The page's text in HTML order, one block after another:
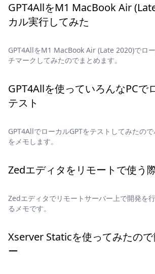
GPT4AllをM1 MacBook Air
カル実行してみた
GPT4AllをM1 MacBook Air (Late 2020)でロ
チマークしてみたのでまとめます。
GPT4Allを使っていろんなPCで
テスト
GPT4AllでローカルGPTをテストしてみたの
をメモします。
Zedエディタをリモートで使う
Zedエディタでリモートサーバー上で開発を
るメモです。
Xserver Staticを使ってみたの
ー